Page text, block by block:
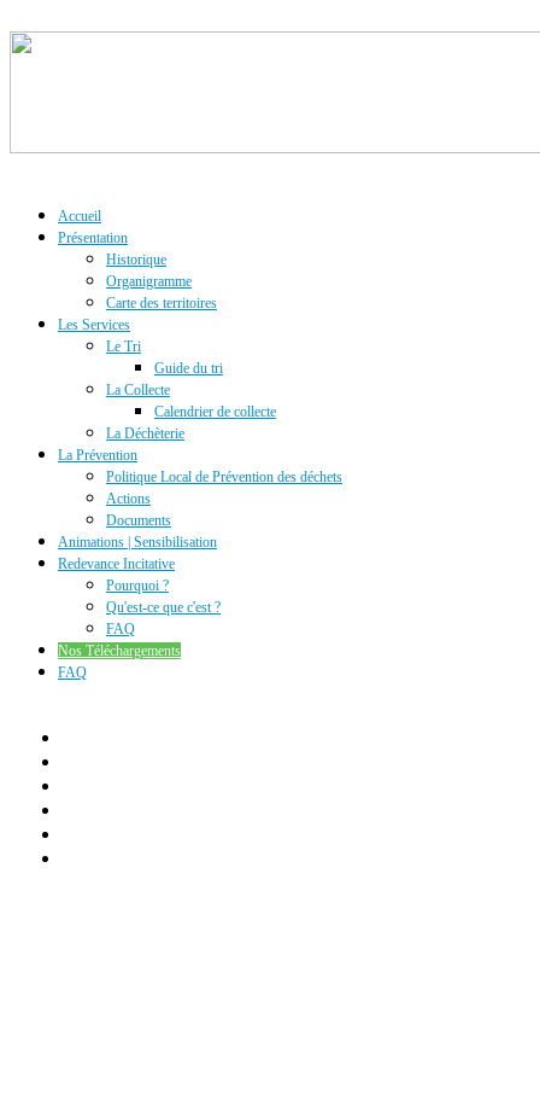
Accueil
Présentation
Historique
Organigramme
Carte des territoires
Les Services
Le Tri
Guide du tri
La Collecte
Calendrier de collecte
La Déchèterie
La Prévention
Politique Local de Prévention des déchets
Actions
Documents
Animations | Sensibilisation
Redevance Incitative
Pourquoi ?
Qu'est-ce que c'est ?
FAQ
Nos Téléchargements
FAQ